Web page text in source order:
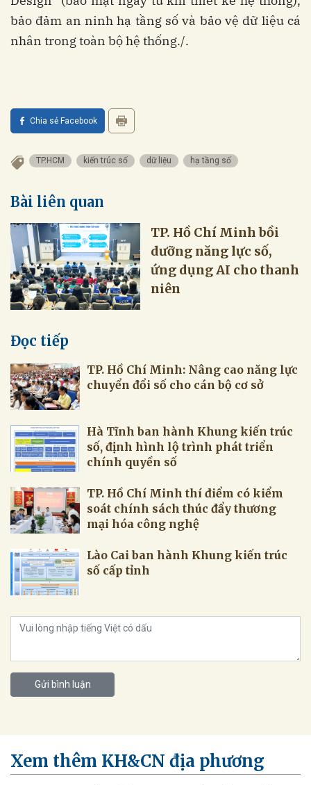
bảo đảm an ninh hạ tầng số và bảo vệ dữ liệu cá
nhân trong toàn bộ hệ thống./.
Chia sẻ Facebook
TP.HCM kiến trúc số dữ liệu hạ tầng số
Bài liên quan
TP. Hồ Chí Minh bồi
dưỡng năng lực số,
ứng dụng AI cho thanh
niên
Đọc tiếp
TP. Hồ Chí Minh: Nâng cao năng lực
chuyển đổi số cho cán bộ cơ sở
Hà Tĩnh ban hành Khung kiến trúc
số, định hình lộ trình phát triển
chính quyền số
TP. Hồ Chí Minh thí điểm có kiểm
soát chính sách thúc đẩy thương
mại hóa công nghệ
Lào Cai ban hành Khung kiến trúc
số cấp tỉnh
Gửi bình luận
Xem thêm KH&CN địa phương